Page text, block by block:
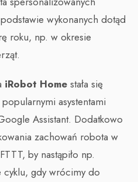
wykonanych dotąd
roku, np. w okresie
iRobot Home stała się
asystentami
Assistant. Dodatkowo
zachowań robota w
by nastąpiło np.
cyklu, gdy wrócimy do